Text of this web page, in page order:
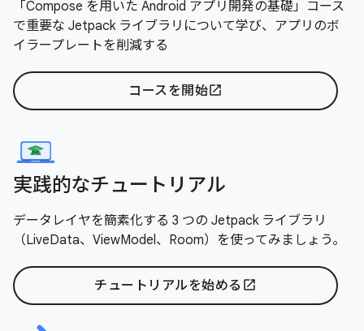
「Compose を用いた Android アプリ開発の基礎」コース
で重要な Jetpack ライブラリについて学び、アプリのボ
イラープレートを削減する
コースを開始open_in_new
実践的なチュートリアル
データレイヤを簡素化する 3 つの Jetpack ライブラリ
（LiveData、ViewModel、Room）を使ってみましょう。
チュートリアルを始める open_in_new